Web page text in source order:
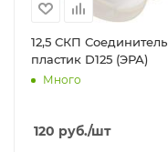
12,5 СКП Соединитель
пластик D125 (ЭРА)
Много
120 руб./шт